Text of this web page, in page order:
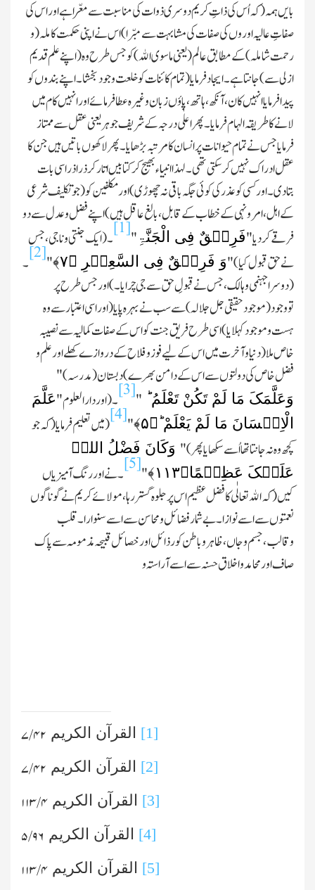
بایں ہمہ(کہ اُس کی ذاتِ کریم دوسری ذوات کی مناسبت سے معّرا ہے اور اس کی
صفاتِ عالیہ اوروں کی صفات کی مشابہت سے مبّرا)اس نے اپنی حکمت کا ملہ(و
رحمت شاملہ)کے مطابق عالم(یعنی ماسوی اﷲ)کو جس طرح وہ(اپنے علم قدیم
ازلی سے)جانتا ہے۔ایجاد فرمایا(تمام کائنات کو خلعت وجود بخشا۔اپنے بندوں کو
پیدا فرمایا انہیں کان،آنکھ،ہاتھ،پاؤں زبان وغیرہ عطا فرمائے اور انہیں کام میں
لانے کا طریقہ الہام فرمایا۔پھر اعلٰی درجہ کے شریف جو ہر یعنی عقل سے ممتاز
فرمایا جس نے تمام حیوانات پر انسان کا مرتبہ بڑھایا۔پھر لاکھوں باتیں ہیں جن کا
عقل ادراك نہیں کرسکتی تھی۔لہذا انبیاء بھیج کر کتابیں اتار کرذراذرا سی بات
بتادی۔اور کسی کو عذر کی کوئی جگہ باقی نہ چھوڑی)اور مکلفین کو(جو تکلیف شرعی
کے اہل،امرونہی کے خطاب کے قابل،بالغ عاقل ہیں)اپنے فضل وعدل سے دو
فرقے کردیا "فَرِیۡقٌ فِی الْجَنَّۃِ"
[1]۔(ایك جنتی و ناجی،جس
نے حق قبول کیا) "وَ فَرِیۡقٌ فِی السَّعِیۡرِ ﴿۷﴾"
[2]۔
(دوسرا جہنمی وہالک،جس نے قبولِ حق سے جی چرایا۔)اور جس طرح پر
تووجود(موجود حقیقی جل جلالہ)سے سب نے بہرہ پایا (اور اسی اعتبار سے وہ
ہست و موجود کہلایا)اسی طرح فریق جنت کو اس کے صفات کمالیہ سے نصیبہ
خاص ملا(دنیاو آخرت میں اس کے لیے فوزو فلاح کے دروازے کھلے اور علم و
فضل خاص کی دولتوں سے اس کے دامن بھرے) دبستان(مدرسہ) "
وَعَلَّمَکَ مَا لَمْ تَکُنْ تَعْلَمُ ؕ "
[3]۔(اور دارالعلوم "عَلَّمَ
الْاِنۡسَانَ مَا لَمْ یَعْلَمْ ؕ﴿۵﴾"
[4](میں تعلیم فرمایا(کہ جو
کچھ وہ نہ جانتا تھا اُسے سکھایا پھر) " وَکَانَ فَضْلُ اللہِ
عَلَیۡکَ عَظِیۡمًا﴿۱۱۳﴾"
[5]۔نے اوررنگ آمیزیاں
کیں(کہ اﷲ تعالٰی کا فضل عظیم اس پر جلوہ گستر رہا، مولائے کریم نے گونا گوں
نعمتوں سے اسے نوازا۔بے شمار فضائل و محاسن سے اسے سنوارا۔قلب
وقالب،جسم و جاں،ظاہر و باطن کو رذائل اور خصائل قبیحہ مذمومہ سے پاك
صاف اور محامد و اخلاق حسنہ سے اسے آراستہ و
[1] القرآن الکریم ۴۲ / ۷
[2] القرآن الکریم ۴۲/ ۷
[3] القرآن الکریم ۴/ ۱۱۳
[4] القرآن الکریم ۹۶/ ۵
[5] القرآن الکریم ۴/ ۱۱۳